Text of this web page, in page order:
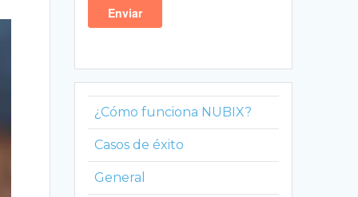
¿Cómo funciona NUBIX?
Casos de éxito
General